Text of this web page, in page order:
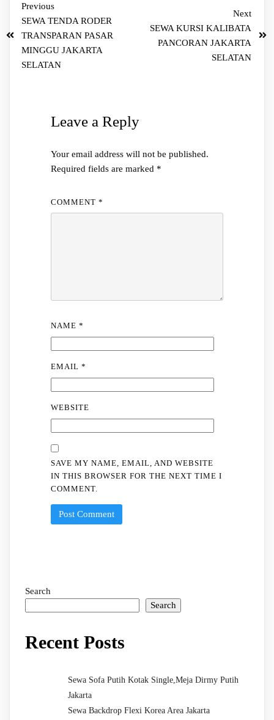
Previous
SEWA TENDA RODER
TRANSPARAN PASAR
MINGGU JAKARTA
SELATAN
Next
SEWA KURSI KALIBATA
PANCORAN JAKARTA
SELATAN
Leave a Reply
Your email address will not be published.
Required fields are marked *
COMMENT *
NAME *
EMAIL *
WEBSITE
SAVE MY NAME, EMAIL, AND WEBSITE
IN THIS BROWSER FOR THE NEXT TIME I
COMMENT.
Search
Search
Recent Posts
Sewa Sofa Putih Kotak Single,Meja Dirmy Putih
Jakarta
Sewa Backdrop Flexi Korea Area Jakarta